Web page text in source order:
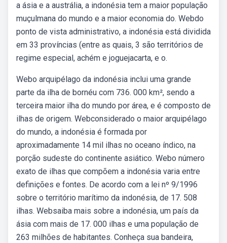
a ásia e a austrália, a indonésia tem a maior população
muçulmana do mundo e a maior economia do. Webdo
ponto de vista administrativo, a indonésia está dividida
em 33 províncias (entre as quais, 3 são territórios de
regime especial, achém e joguejacarta, e o.
Webo arquipélago da indonésia inclui uma grande
parte da ilha de bornéu com 736. 000 km², sendo a
terceira maior ilha do mundo por área, e é composto de
ilhas de origem. Webconsiderado o maior arquipélago
do mundo, a indonésia é formada por
aproximadamente 14 mil ilhas no oceano índico, na
porção sudeste do continente asiático. Webo número
exato de ilhas que compõem a indonésia varia entre
definições e fontes. De acordo com a lei nº 9/1996
sobre o território marítimo da indonésia, de 17. 508
ilhas. Websaiba mais sobre a indonésia, um país da
ásia com mais de 17. 000 ilhas e uma população de
263 milhões de habitantes. Conheça sua bandeira,